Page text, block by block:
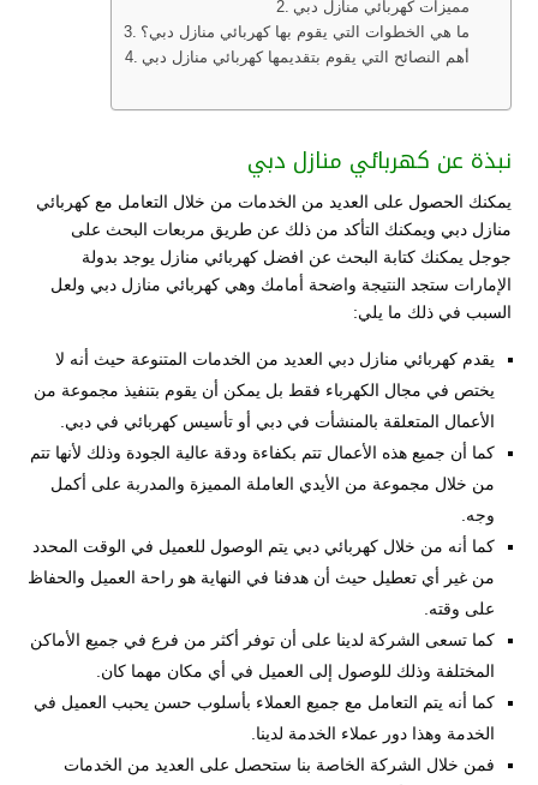
مميزات كهربائي منازل دبي
ما هي الخطوات التي يقوم بها كهربائي منازل دبي؟
أهم النصائح التي يقوم بتقديمها كهربائي منازل دبي
نبذة عن كهربائي منازل دبي
يمكنك الحصول على العديد من الخدمات من خلال التعامل مع كهربائي
منازل دبي ويمكنك التأكد من ذلك عن طريق مربعات البحث على
جوجل يمكنك كتابة البحث عن افضل كهربائي منازل يوجد بدولة
الإمارات ستجد النتيجة واضحة أمامك وهي كهربائي منازل دبي ولعل
السبب في ذلك ما يلي:
يقدم كهربائي منازل دبي العديد من الخدمات المتنوعة حيث أنه لا
يختص في مجال الكهرباء فقط بل يمكن أن يقوم بتنفيذ مجموعة من
الأعمال المتعلقة بالمنشأت في دبي أو تأسيس كهربائي في دبي.
كما أن جميع هذه الأعمال تتم بكفاءة ودقة عالية الجودة وذلك لأنها تتم
من خلال مجموعة من الأيدي العاملة المميزة والمدربة على أكمل
وجه.
كما أنه من خلال كهربائي دبي يتم الوصول للعميل في الوقت المحدد
من غير أي تعطيل حيث أن هدفنا في النهاية هو راحة العميل والحفاظ
على وقته.
كما تسعى الشركة لدينا على أن توفر أكثر من فرع في جميع الأماكن
المختلفة وذلك للوصول إلى العميل في أي مكان مهما كان.
كما أنه يتم التعامل مع جميع العملاء بأسلوب حسن يحبب العميل في
الخدمة وهذا دور عملاء الخدمة لدينا.
فمن خلال الشركة الخاصة بنا ستحصل على العديد من الخدمات